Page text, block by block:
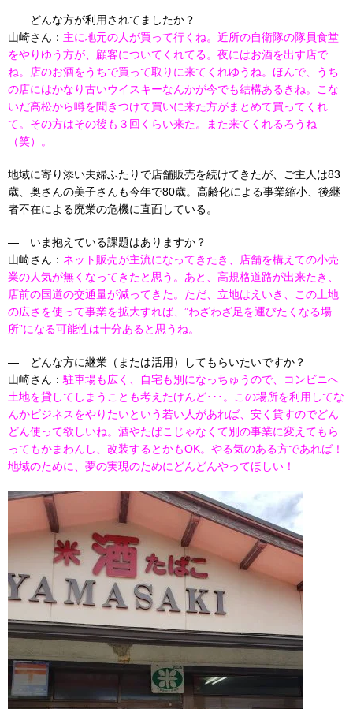
— どんな方が利用されてましたか？
山崎さん： 主に地元の人が買って行くね。近所の自衛隊の隊員食堂
をやりゆう方が、顧客についてくれてる。夜にはお酒を出す店で
ね。店のお酒をうちで買って取りに来てくれゆうね。ほんで、うち
の店にはかなり古いウイスキーなんかが今でも結構あるきね。こな
いだ高松から噂を聞きつけて買いに来た方がまとめて買ってくれ
て。その方はその後も３回くらい来た。また来てくれるろうね
（笑）。
地域に寄り添い夫婦ふたりで店舗販売を続けてきたが、ご主人は83
歳、奥さんの美子さんも今年で80歳。高齢化による事業縮小、後継
者不在による廃業の危機に直面している。
— いま抱えている課題はありますか？
山崎さん： ネット販売が主流になってきたき、店舗を構えての小売
業の人気が無くなってきたと思う。あと、高規格道路が出来たき、
店前の国道の交通量が減ってきた。ただ、立地はえいき、この土地
の広さを使って事業を拡大すれば、”わざわざ足を運びたくなる場
所”になる可能性は十分あると思うね。
— どんな方に継業（または活用）してもらいたいですか？
山崎さん：駐車場も広く、自宅も別になっちゅうので、コンビニへ
土地を貸してしまうことも考えたけんど･･･。この場所を利用してな
んかビジネスをやりたいという若い人があれば、安く貸すのでどん
どん使って欲しいね。酒やたばこじゃなくて別の事業に変えてもら
ってもかまわんし、改装するとかもOK。やる気のある方であれば！
地域のために、夢の実現のためにどんどんやってほしい！